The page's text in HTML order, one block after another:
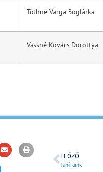
Tóthné Varga Boglárka
Vassné Kovács Dorottya
ELŐZŐ
Tanáraink